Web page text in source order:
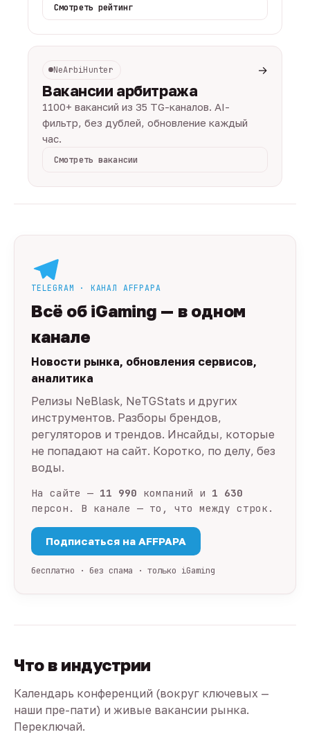
Смотреть рейтинг
NeArbiHunter →
Вакансии арбитража
1100+ вакансий из 35 TG-каналов. AI-
фильтр, без дублей, обновление каждый
час.
Смотреть вакансии
TELEGRAM · КАНАЛ AFFPAPA
Всё об iGaming — в одном
канале
Новости рынка, обновления сервисов,
аналитика
Релизы NeBlask, NeTGStats и других
инструментов. Разборы брендов,
регуляторов и трендов. Инсайды, которые
не попадают на сайт. Коротко, по делу, без
воды.
На сайте — 11 990 компаний и 1 630
персон. В канале — то, что между строк.
Подписаться на AFFPAPA
бесплатно · без спама · только iGaming
Что в индустрии
Календарь конференций (вокруг ключевых —
наши пре-пати) и живые вакансии рынка.
Переключай.